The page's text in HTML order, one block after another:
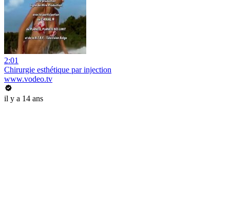
2:01
Chirurgie esthétique par injection
www.vodeo.tv
il y a 14 ans